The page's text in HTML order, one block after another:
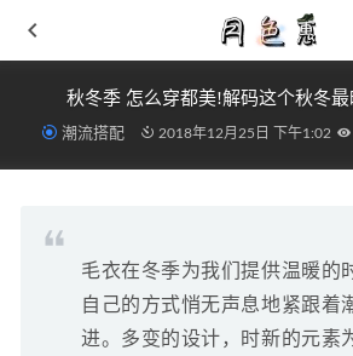
秋冬季 怎么穿都美!解码这个秋冬
潮流搭配 2018年12月25日 下午1:02
毛衣在冬季为我们提供温暖的
自己的方式悄无声息地紧跟着
进。多变的设计，时新的元素
Crocs x《空中大灌篮 2》全新联名鞋款
白头发的位置可以看出身体的某些部